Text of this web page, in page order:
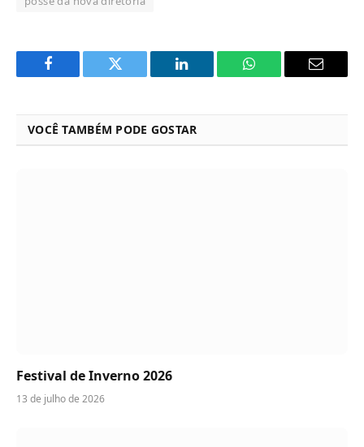
Facebook Twitter LinkedIn WhatsApp Email
VOCÊ TAMBÉM PODE GOSTAR
Festival de Inverno 2026
13 de julho de 2026